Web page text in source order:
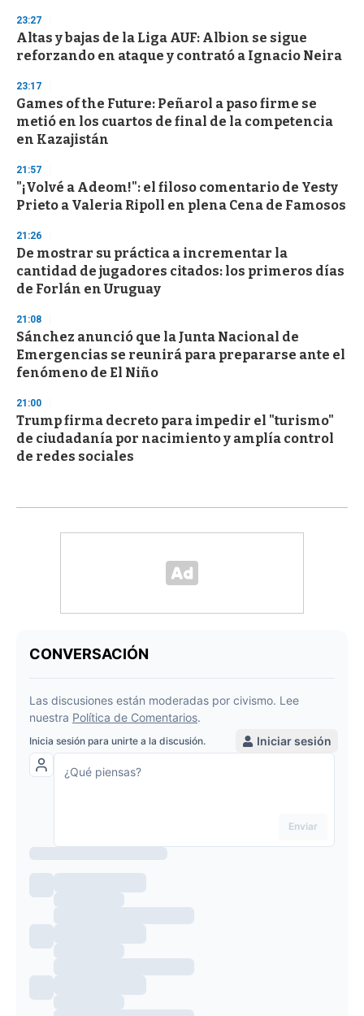
d
s
23:27
Altas y bajas de la Liga AUF: Albion se sigue
reforzando en ataque y contrató a Ignacio Neira
23:17
Games of the Future: Peñarol a paso firme se
metió en los cuartos de final de la competencia
en Kazajistán
21:57
"¡Volvé a Adeom!": el filoso comentario de Yesty
Prieto a Valeria Ripoll en plena Cena de Famosos
21:26
De mostrar su práctica a incrementar la
cantidad de jugadores citados: los primeros días
de Forlán en Uruguay
21:08
Sánchez anunció que la Junta Nacional de
Emergencias se reunirá para prepararse ante el
fenómeno de El Niño
21:00
Trump firma decreto para impedir el "turismo"
de ciudadanía por nacimiento y amplía control
de redes sociales